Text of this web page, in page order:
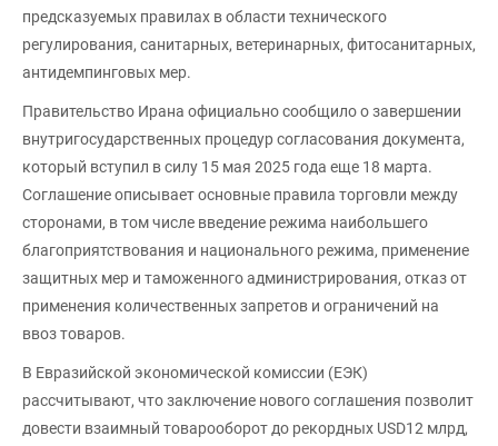
предсказуемых правилах в области технического
регулирования, санитарных, ветеринарных, фитосанитарных,
антидемпинговых мер.
Правительство Ирана официально сообщило о завершении
внутригосударственных процедур согласования документа,
который вступил в силу 15 мая 2025 года еще 18 марта.
Соглашение описывает основные правила торговли между
сторонами, в том числе введение режима наибольшего
благоприятствования и национального режима, применение
защитных мер и таможенного администрирования, отказ от
применения количественных запретов и ограничений на
ввоз товаров.
В Евразийской экономической комиссии (ЕЭК)
рассчитывают, что заключение нового соглашения позволит
довести взаимный товарооборот до рекордных USD12 млрд,